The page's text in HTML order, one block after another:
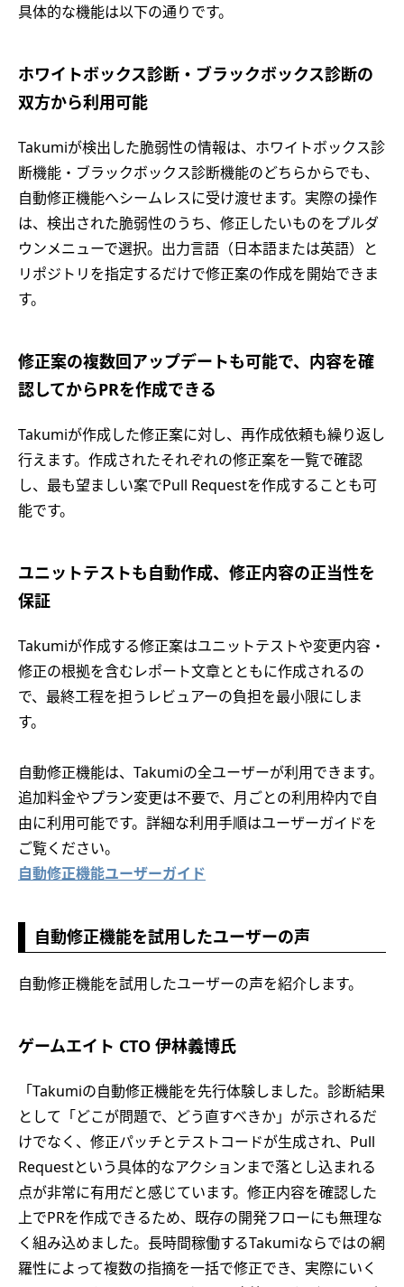
具体的な機能は以下の通りです。
ホワイトボックス診断・ブラックボックス診断の
双方から利用可能
Takumiが検出した脆弱性の情報は、ホワイトボックス診
断機能・ブラックボックス診断機能のどちらからでも、
自動修正機能へシームレスに受け渡せます。実際の操作
は、検出された脆弱性のうち、修正したいものをプルダ
ウンメニューで選択。出力言語（日本語または英語）と
リポジトリを指定するだけで修正案の作成を開始できま
す。
修正案の複数回アップデートも可能で、内容を確
認してからPRを作成できる
Takumiが作成した修正案に対し、再作成依頼も繰り返し
行えます。作成されたそれぞれの修正案を一覧で確認
し、最も望ましい案でPull Requestを作成することも可
能です。
ユニットテストも自動作成、修正内容の正当性を
保証
Takumiが作成する修正案はユニットテストや変更内容・
修正の根拠を含むレポート文章とともに作成されるの
で、最終工程を担うレビュアーの負担を最小限にしま
す。
自動修正機能は、Takumiの全ユーザーが利用できます。
追加料金やプラン変更は不要で、月ごとの利用枠内で自
由に利用可能です。詳細な利用手順はユーザーガイドを
ご覧ください。
自動修正機能ユーザーガイド
自動修正機能を試用したユーザーの声
自動修正機能を試用したユーザーの声を紹介します。
ゲームエイト CTO 伊林義博氏
「Takumiの自動修正機能を先行体験しました。診断結果
として「どこが問題で、どう直すべきか」が示されるだ
けでなく、修正パッチとテストコードが生成され、Pull
Requestという具体的なアクションまで落とし込まれる
点が非常に有用だと感じています。修正内容を確認した
上でPRを作成できるため、既存の開発フローにも無理な
く組み込めました。長時間稼働するTakumiならではの網
羅性によって複数の指摘を一括で修正でき、実際にいく